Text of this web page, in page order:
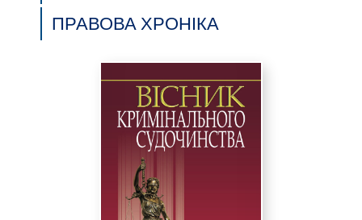
ПРАВОВА ХРОНІКА